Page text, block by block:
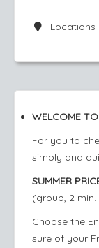
Locations
WELCOME TO
For you to
simply and
SUMMER
(group, 2 min.
Choose the
sure of your